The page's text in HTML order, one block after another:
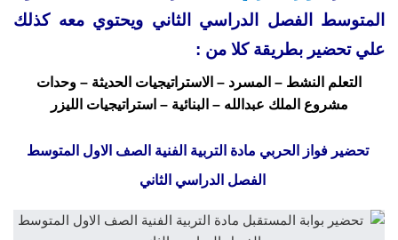
المتوسط الفصل الدراسي الثاني ويحتوي معه كذلك
علي تحضير بطريقة كلا من :
التعلم النشط – المسرد – الاستراتيجيات الحديثة – وحدات
مشروع الملك عبدالله – البنائية – استراتيجيات الليزر
تحضير فواز الحربي مادة التربية الفنية الصف الاول المتوسط
الفصل الدراسي الثاني